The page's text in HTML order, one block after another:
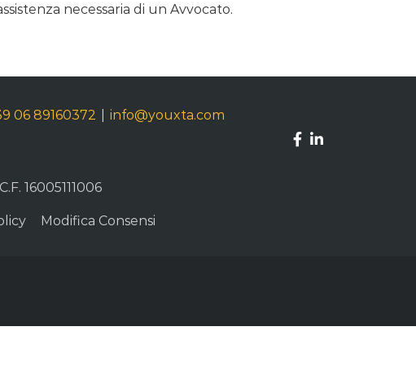
necessaria di un Avvocato.
06 89160372 info@youxta.com
16005111006
Modifica Consensi